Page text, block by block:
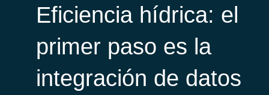
Eficiencia hídrica: el
primer paso es la
integración de datos